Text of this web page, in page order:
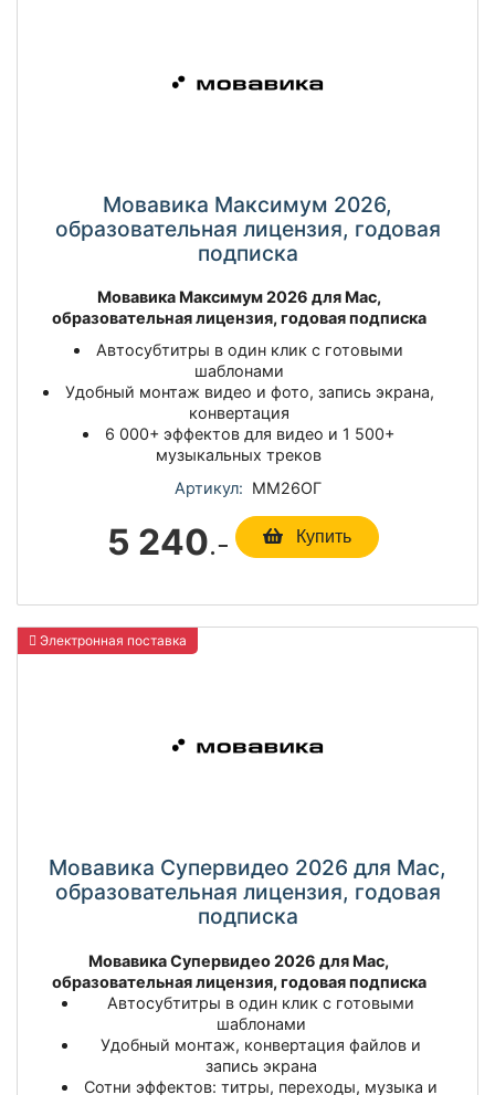
Мовавика Максимум 2026,
образовательная лицензия, годовая
подписка
Мовавика Максимум 2026 для Мас,
образовательная лицензия, годовая подписка
Автосубтитры в один клик с готовыми
шаблонами
Удобный монтаж видео и фото, запись экрана,
конвертация
6 000+ эффектов для видео и 1 500+
музыкальных треков
Артикул: ММ26ОГ
5 240.- Купить
Электронная поставка
Мовавика Супервидео 2026 для Мас,
образовательная лицензия, годовая
подписка
Мовавика Супервидео 2026 для Mac,
образовательная лицензия, годовая подписка
Автосубтитры в один клик с готовыми
шаблонами
Удобный монтаж, конвертация файлов и
запись экрана
Сотни эффектов: титры, переходы, музыка и